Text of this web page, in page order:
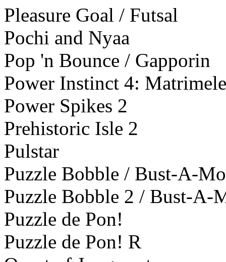
Pleasure Goal / Futsal
Pochi and Nyaa
Pop 'n Bounce / Gapporin
Power Instinct 4:
Power Spikes 2
Prehistoric Isle 2
Pulstar
Puzzle Bobble / Bust-A-
Puzzle Bobble 2 / Bust-A-
Puzzle de Pon!
Puzzle de Pon! R